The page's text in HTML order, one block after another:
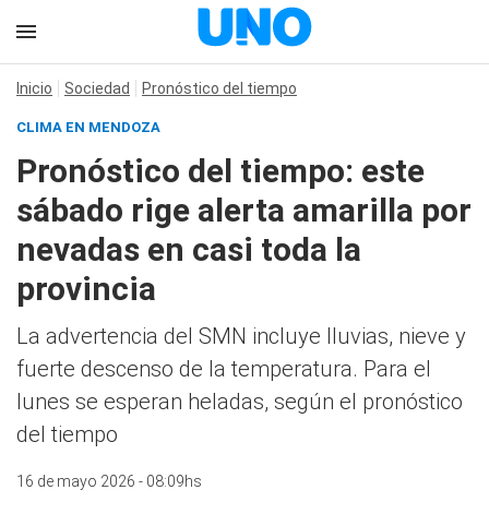
Inicio Sociedad Pronóstico del tiempo
CLIMA EN MENDOZA
Pronóstico del tiempo: este
sábado rige alerta amarilla por
nevadas en casi toda la
provincia
La advertencia del SMN incluye lluvias, nieve y
fuerte descenso de la temperatura. Para el
lunes se esperan heladas, según el pronóstico
del tiempo
16 de mayo 2026 - 08:09hs